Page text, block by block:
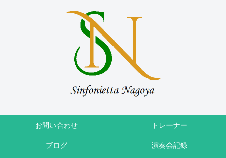
お問い合わせ
トレーナー
ブログ
演奏会記録